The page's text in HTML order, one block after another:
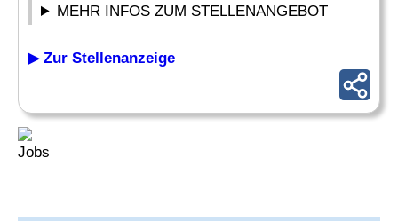
MEHR INFOS ZUM STELLENANGEBOT
▶ Zur Stellenanzeige